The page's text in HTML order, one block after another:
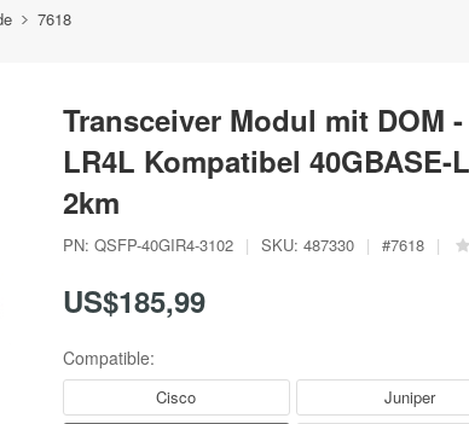
7618
Transceiver Modul mit DOM
LR4L Kompatibel 40GBASE-
2km
PN: QSFP-40GIR4-3102 | SKU: 487330 | #7618 |
US$185,99
Compatible:
Cisco Juniper